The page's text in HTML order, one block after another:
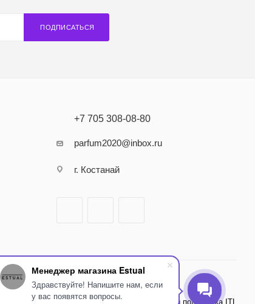
Менеджер магазина Estual
Здравствуйте! Напишите нам, если
у вас появятся вопросы.
ПОДПИСАТЬСЯ
+7 705 308-08-80
parfum2020@inbox.ru
г. Костанай
Внедрение и поддержка ITL